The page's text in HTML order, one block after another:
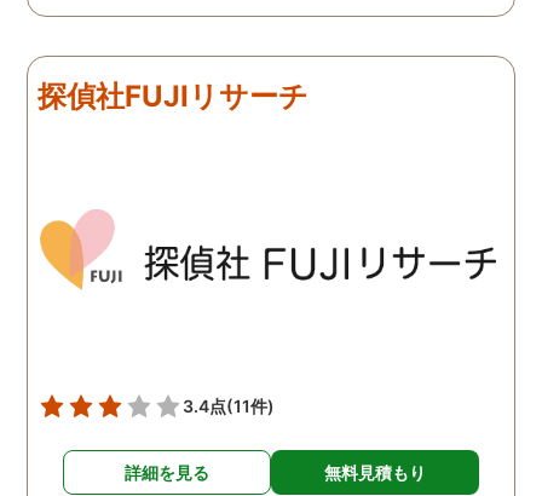
難しかったですが、ここは
来ていました。 担当の人も
丁寧で報告内容もわかりや
由のひとつ。 かと言っ
く、むしろ期待以上に細
探偵社FUJIリサーチ
3.4点(11件)
詳細を見る 無料見積もり